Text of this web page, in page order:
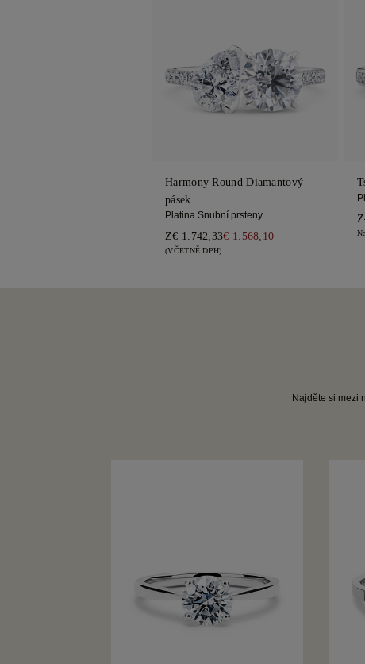
Harmony Round Diamantový
pásek
Platina Snubní prsteny
Z€ 1.742,33€ 1.568,10
(VČETNĚ DPH)
Z
Najděte si mezi